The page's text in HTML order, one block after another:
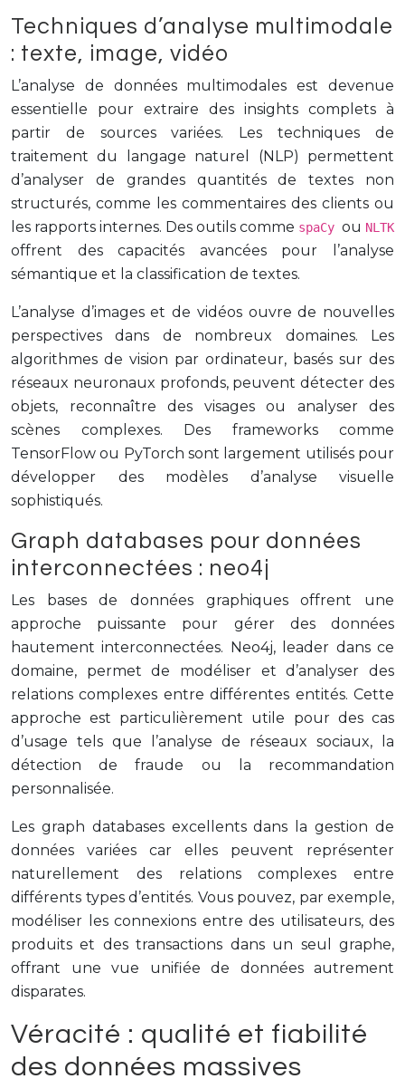
Techniques d’analyse multimodale
: texte, image, vidéo
L’analyse de données multimodales est devenue
essentielle pour extraire des insights complets à
partir de sources variées. Les techniques de
traitement du langage naturel (NLP) permettent
d’analyser de grandes quantités de textes non
structurés, comme les commentaires des clients ou
les rapports internes. Des outils comme spaCy ou NLTK
offrent des capacités avancées pour l’analyse
sémantique et la classification de textes.
L’analyse d’images et de vidéos ouvre de nouvelles
perspectives dans de nombreux domaines. Les
algorithmes de vision par ordinateur, basés sur des
réseaux neuronaux profonds, peuvent détecter des
objets, reconnaître des visages ou analyser des
scènes complexes. Des frameworks comme
TensorFlow ou PyTorch sont largement utilisés pour
développer des modèles d’analyse visuelle
sophistiqués.
Graph databases pour données
interconnectées : neo4j
Les bases de données graphiques offrent une
approche puissante pour gérer des données
hautement interconnectées. Neo4j, leader dans ce
domaine, permet de modéliser et d’analyser des
relations complexes entre différentes entités. Cette
approche est particulièrement utile pour des cas
d’usage tels que l’analyse de réseaux sociaux, la
détection de fraude ou la recommandation
personnalisée.
Les graph databases excellents dans la gestion de
données variées car elles peuvent représenter
naturellement des relations complexes entre
différents types d’entités. Vous pouvez, par exemple,
modéliser les connexions entre des utilisateurs, des
produits et des transactions dans un seul graphe,
offrant une vue unifiée de données autrement
disparates.
Véracité : qualité et fiabilité
des données massives